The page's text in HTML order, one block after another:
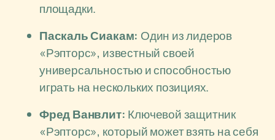
площадки.
Паскаль Сиакам: Один из лидеров
«Рэпторс», известный своей
универсальностью и способностью
играть на нескольких позициях.
Фред Ванвлит: Ключевой защитник
«Рэпторс», который может взять на себя